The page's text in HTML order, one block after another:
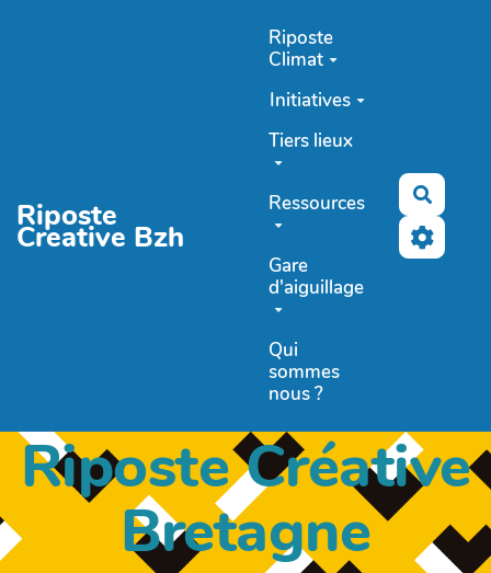
Riposte
Creative Bzh
Riposte
Climat
Initiatives
Tiers lieux
Ressources
Gare
d'aiguillage
Qui
sommes
nous ?
Riposte Créative
Bretagne